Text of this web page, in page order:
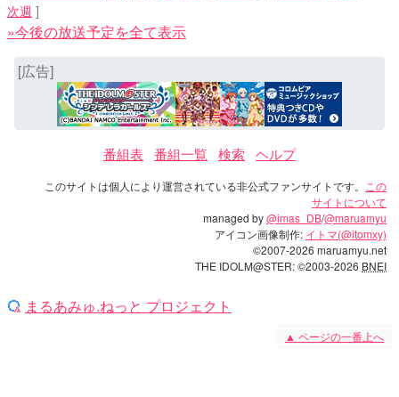
次週 ]
»今後の放送予定を全て表示
[広告]
番組表 番組一覧 検索 ヘルプ
このサイトは個人により運営されている非公式ファンサイトです。
この
サイトについて
managed by@imas_DB/@maruamyu
アイコン画像制作: イトマ(@itomxy)
©2007-2026 maruamyu.net
THE IDOLM@STER: ©2003-2026 BNEI
まるあみゅ.ねっと プロジェクト
▲ ページの一番上へ